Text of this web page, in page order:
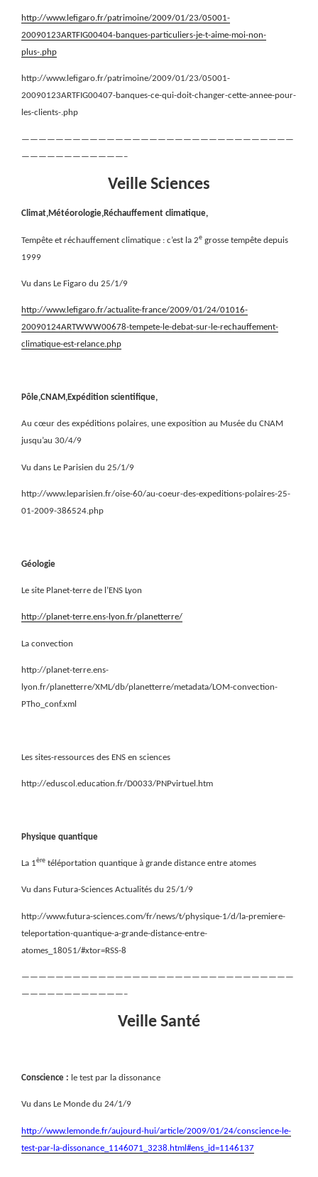
http://www.lefigaro.fr/patrimoine/2009/01/23/05001-
20090123ARTFIG00404-banques-particuliers-je-t-aime-moi-non-
plus-.php
http://www.lefigaro.fr/patrimoine/2009/01/23/05001-
20090123ARTFIG00407-banques-ce-qui-doit-changer-cette-annee-pour-
les-clients-.php
————————————————————————————————
————————————–
Veille Sciences
Climat,Météorologie,Réchauffement climatique,
Tempête et réchauffement climatique : c’est la 2e grosse tempête depuis
1999
Vu dans Le Figaro du 25/1/9
http://www.lefigaro.fr/actualite-france/2009/01/24/01016-
20090124ARTWWW00678-tempete-le-debat-sur-le-rechauffement-
climatique-est-relance.php
Pôle,CNAM,Expédition scientifique,
Au cœur des expéditions polaires, une exposition au Musée du CNAM
jusqu’au 30/4/9
Vu dans Le Parisien du 25/1/9
http://www.leparisien.fr/oise-60/au-coeur-des-expeditions-polaires-25-
01-2009-386524.php
Géologie
Le site Planet-terre de l’ENS Lyon
http://planet-terre.ens-lyon.fr/planetterre/
La convection
http://planet-terre.ens-
lyon.fr/planetterre/XML/db/planetterre/metadata/LOM-convection-
PTho_conf.xml
Les sites-ressources des ENS en sciences
http://eduscol.education.fr/D0033/PNPvirtuel.htm
Physique quantique
La 1ère téléportation quantique à grande distance entre atomes
Vu dans Futura-Sciences Actualités du 25/1/9
http://www.futura-sciences.com/fr/news/t/physique-1/d/la-premiere-
teleportation-quantique-a-grande-distance-entre-
atomes_18051/#xtor=RSS-8
————————————————————————————————
————————————–
Veille Santé
Conscience : le test par la dissonance
Vu dans Le Monde du 24/1/9
http://www.lemonde.fr/aujourd-hui/article/2009/01/24/conscience-le-
test-par-la-dissonance_1146071_3238.html#ens_id=1146137